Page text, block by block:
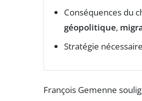
Conséquences du
géopolitique,
Stratégie
François Gemenne